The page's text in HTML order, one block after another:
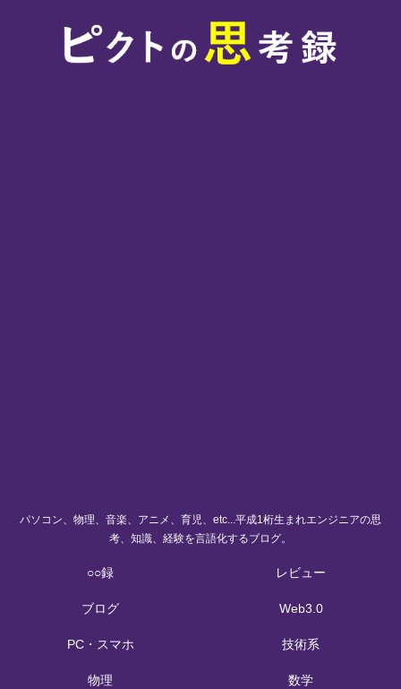
パソコン、物理、音楽、アニメ、育児、etc...平成1桁生まれエンジニアの思
考、知識、経験を言語化するブログ。
○○録 レビュー
ブログ Web3.0
PC・スマホ 技術系
物理 数学